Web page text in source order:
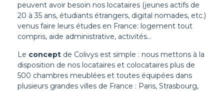
peuvent avoir besoin nos locataires (jeunes actifs de
20 à 35 ans, étudiants étrangers, digital nomades, etc.)
venus faire leurs études en France: logement tout
compris, aide administrative, activités…
Le concept de Colivys est simple : nous mettons à la
disposition de nos locataires et colocataires plus de
500 chambres meublées et toutes équipées dans
plusieurs grandes villes de France : Paris, Strasbourg,